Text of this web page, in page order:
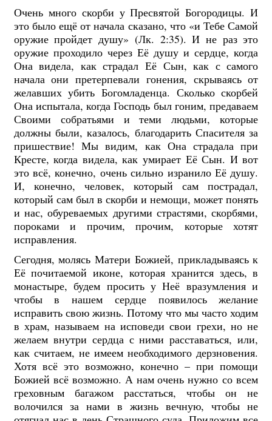
Очень много скорби у Пресвятой Богородицы. И
это было ещё от начала сказано, что «и Тебе Самой
оружие пройдет душу» (Лк. 2:35). И не раз это
оружие проходило через Её душу и сердце, когда
Она видела, как страдал Её Сын, как с самого
начала они претерпевали гонения, скрываясь от
желавших убить Богомладенца. Сколько скорбей
Она испытала, когда Господь был гоним, предаваем
Своими собратьями и теми людьми, которые
должны были, казалось, благодарить Спасителя за
пришествие! Мы видим, как Она страдала при
Кресте, когда видела, как умирает Её Сын. И вот
это всё, конечно, очень сильно изранило Её душу.
И, конечно, человек, который сам пострадал,
который сам был в скорби и немощи, может понять
и нас, обуреваемых другими страстями, скорбями,
пороками и прочим, прочим, которые хотят
исправления.
Сегодня, молясь Матери Божией, прикладываясь к
Её почитаемой иконе, которая хранится здесь, в
монастыре, будем просить у Неё вразумления и
чтобы в нашем сердце появилось желание
исправить свою жизнь. Потому что мы часто ходим
в храм, называем на исповеди свои грехи, но не
желаем внутри сердца с ними расставаться, или,
как считаем, не имеем необходимого дерзновения.
Хотя всё это возможно, конечно – при помощи
Божией всё возможно. А нам очень нужносо всем
греховным багажом расстаться, чтобы он не
волочился за нами в жизнь вечную, чтобы не